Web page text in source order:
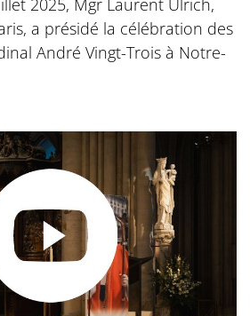
2025, Mgr Laurent Ulrich,
a présidé la célébration des
André Vingt-Trois à Notre-